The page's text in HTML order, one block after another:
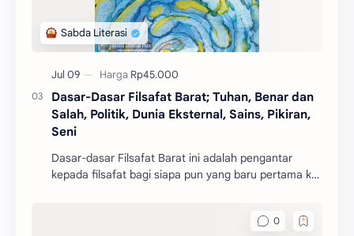
Dasar-Dasar Filsafat Barat; Tuhan, Benar dan
Salah, Politik, Dunia Eksternal, Sains, Pikiran,
Seni
Dasar-dasar Filsafat Barat ini adalah pengantar
kepada filsafat bagi siapa pun yang baru pertama kali